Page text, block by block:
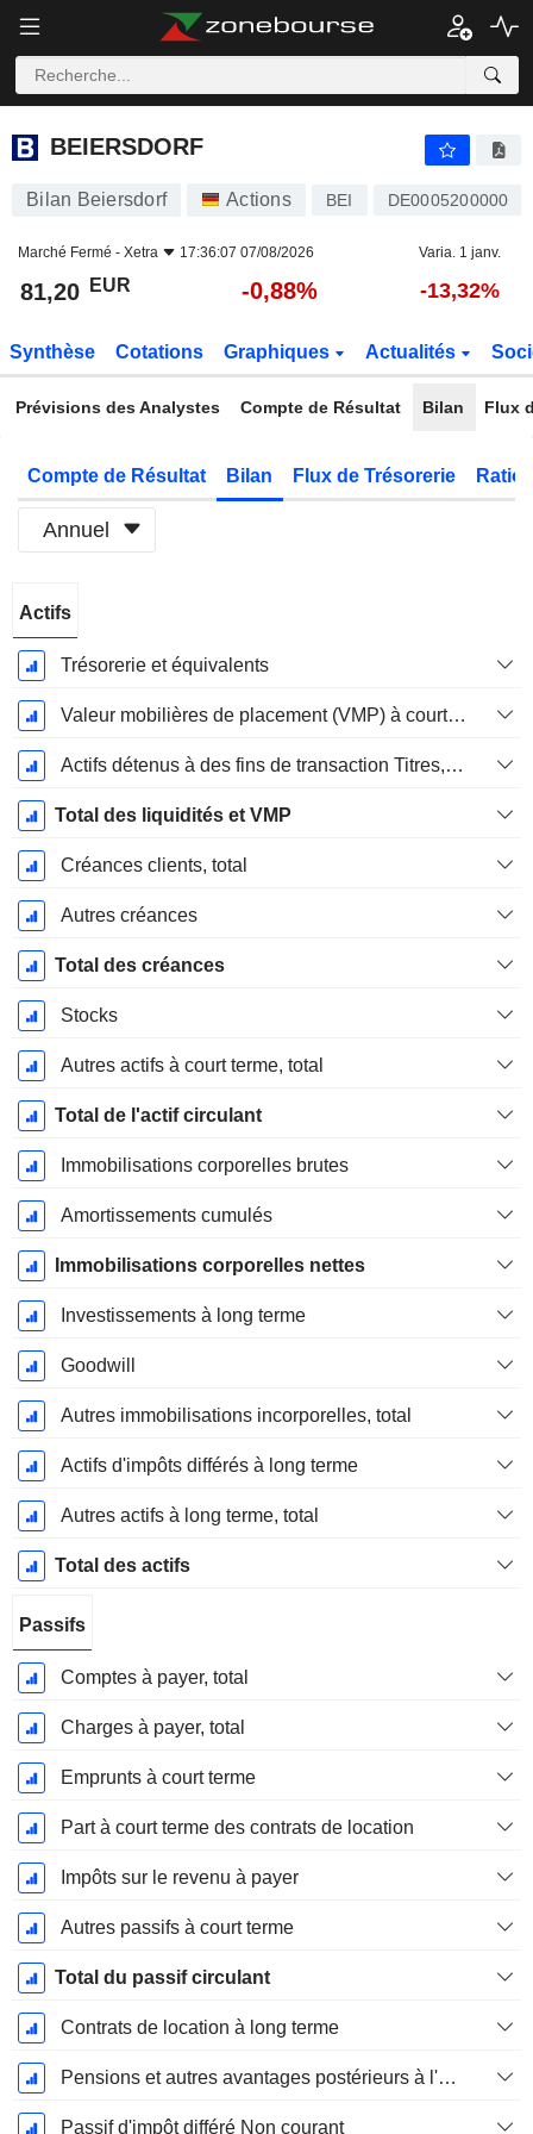
BEIERSDORF
BEIERSDORF
Bilan Beiersdorf Actions BEI DE0005200000
Marché Fermé - Xetra 17:36:07 07/08/2026 Varia. 1 janv.
81,20 EUR -0,88% -13,32%
Synthèse Cotations Graphiques Actualités
Prévisions des Analystes Compte de Résultat Bilan Flux
Compte de Résultat Bilan Flux de Trésorerie
Annuel
Fiscale:
Décembre
Actifs
Trésorerie et équivalents
Valeur mobilières de placement (VMP) à court terme
Actifs détenus à des fins de transaction Titres, totalActifs détenus à des fins de transactions (Trading), Total.
Total des liquidités et VMP
Créances clients, total
Autres créances
Total des créances
Stocks
Autres actifs à court terme, total
Total de l'actif circulant
Immobilisations corporelles brutes
Amortissements cumulés
Immobilisations corporelles nettes
Investissements à long terme
Goodwill
Autres immobilisations incorporelles, total
Actifs d'impôts différés à long terme
Autres actifs à long terme, total
Total des actifs
Passifs
Comptes à payer, total
Charges à payer, total
Emprunts à court terme
Part à court terme des contrats de location
Impôts sur le revenu à payer
Autres passifs à court terme
Total du passif circulant
Contrats de location à long terme
Pensions et autres avantages postérieurs à l'emploi
Passif d'impôt différé Non courant